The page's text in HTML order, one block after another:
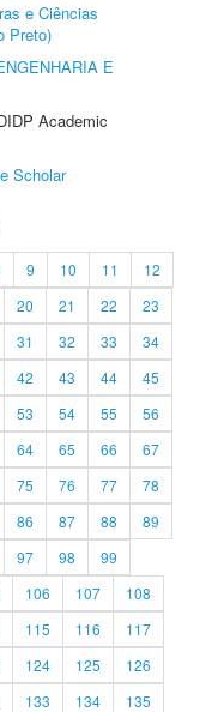
e Ciências
Preto)
E
Academic
Scholar
9 10 11
12
20 21 22
23
31 32 33
34
42 43 44
45
53 54 55
56
64 65 66
67
75 76 77
78
86 87 88
89
97 98
99
106 107
108
115 116
117
124 125
126
133 134
135